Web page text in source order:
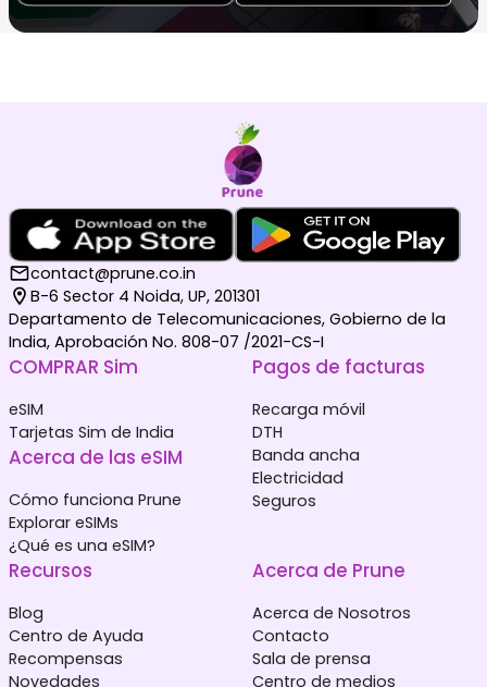
contact@prune.co.in
B-6 Sector 4 Noida, UP, 201301
Departamento de Telecomunicaciones, Gobierno de la
India, Aprobación No. 808-07 /2021-CS-I
COMPRAR Sim
eSIM
Tarjetas Sim de India
Acerca de las eSIM
Cómo funciona Prune
Explorar eSIMs
¿Qué es una eSIM?
Pagos de facturas
Recarga móvil
DTH
Banda ancha
Electricidad
Seguros
Recursos
Blog
Centro de Ayuda
Recompensas
Novedades
Acerca de Prune
Acerca de Nosotros
Contacto
Sala de prensa
Centro de medios